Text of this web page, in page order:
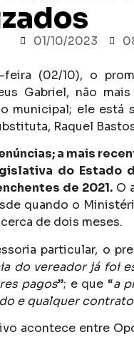
01/10/2023
(02/10), o
Gabriel, não
municipal; ele está
Raquel
a mais
do Estado
de 2021.O
quando o
de dois meses.
particular, o
do vereador já foi
pagos”; e que “a
e qualquer
acontece entre